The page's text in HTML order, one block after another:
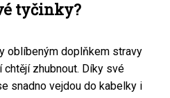
tyčinky?
oblíbeným doplňkem stravy
zhubnout. Díky své
snadno vejdou do kabelky i